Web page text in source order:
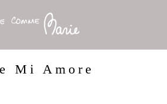
Mi Amore